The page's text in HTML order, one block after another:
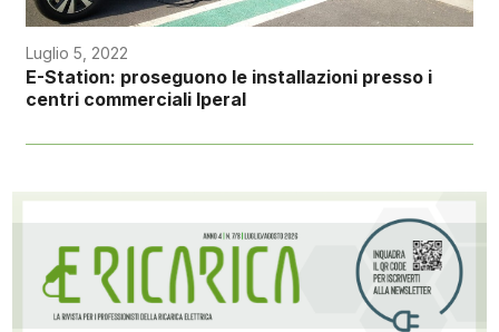
Luglio 5, 2022
E-Station: proseguono le installazioni presso i
centri commerciali Iperal